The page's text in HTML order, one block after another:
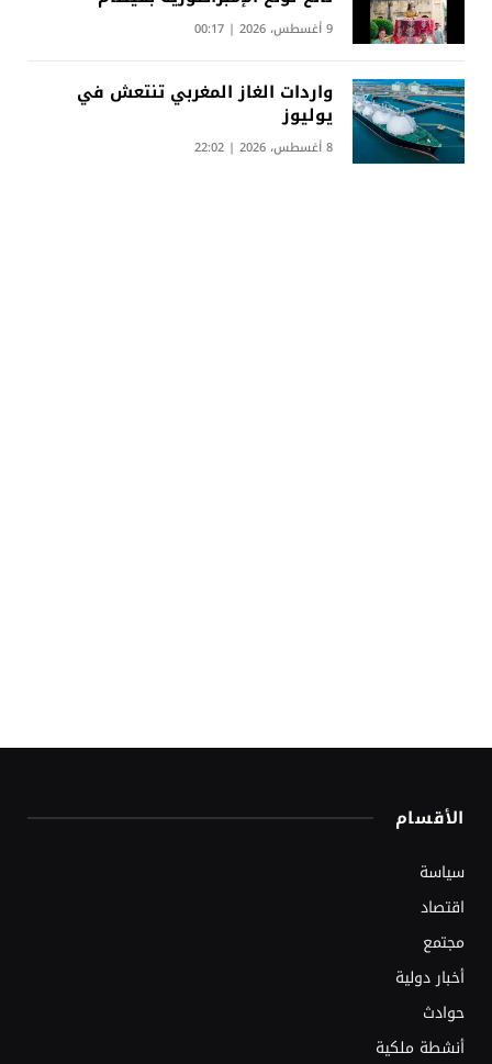
9 أغسطس، 2026 | 00:17
واردات الغاز المغربي تنتعش في
يوليوز
8 أغسطس، 2026 | 22:02
الأقسام
سياسة
اقتصاد
مجتمع
أخبار دولية
حوادث
أنشطة ملكية